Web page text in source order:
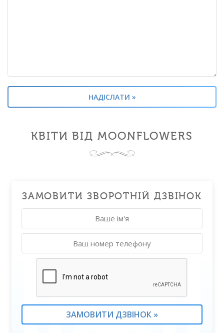
КВІТИ ВІД MOONFLOWERS
ЗАМОВИТИ ЗВОРОТНІЙ ДЗВІНОК